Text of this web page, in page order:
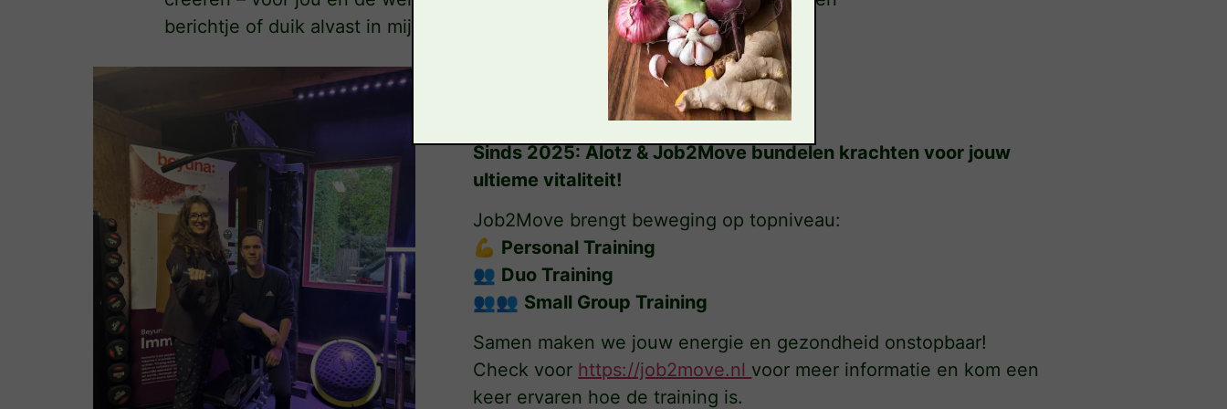
berichtje of duik alvast in mijn
voor meer info!
Sinds 2025: Alotz & Job2Move bundelen krachten voor jouw
ultieme vitaliteit!
Job2Move brengt beweging op topniveau:
💪 Personal Training
👥 Duo Training
👥👥 Small Group Training
Samen maken we jouw energie en gezondheid onstopbaar!
Check voor https://job2move.nl voor meer informatie en kom een
keer ervaren hoe de training is.